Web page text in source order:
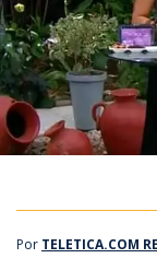
Por TELETICA.COM